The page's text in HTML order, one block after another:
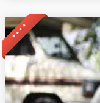
* * * *